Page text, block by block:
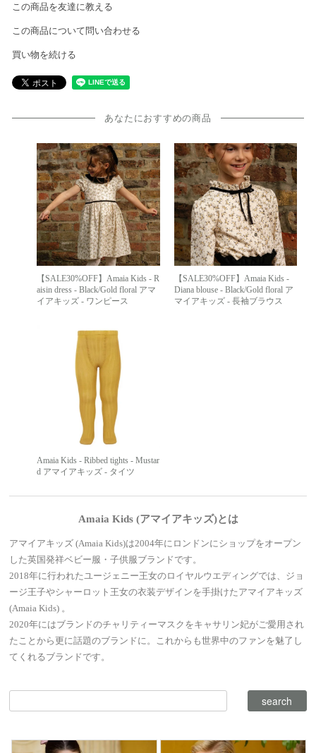
この商品を友達に教える
この商品について問い合わせる
買い物を続ける
あなたにおすすめの商品
【SALE30%OFF】Amaia Kids - R
aisin dress - Black/Gold floral アマ
イアキッズ - ワンピース
【SALE30%OFF】Amaia Kids -
Diana blouse - Black/Gold floral ア
マイアキッズ - 長袖ブラウス
Amaia Kids - Ribbed tights - Mustar
d アマイアキッズ - タイツ
Amaia Kids (アマイアキッズ)とは
アマイアキッズ (Amaia Kids)は2004年にロンドンにショップをオープン
した英国発祥ベビー服・子供服ブランドです。
2018年に行われたユージェニー王女のロイヤルウエディングでは、ジョ
ージ王子やシャーロット王女の衣装デザインを手掛けたアマイアキッズ
(Amaia Kids) 。
2020年にはブランドのチャリティーマスクをキャサリン妃がご愛用され
たことから更に話題のブランドに。これからも世界中のファンを魅了し
てくれるブランドです。